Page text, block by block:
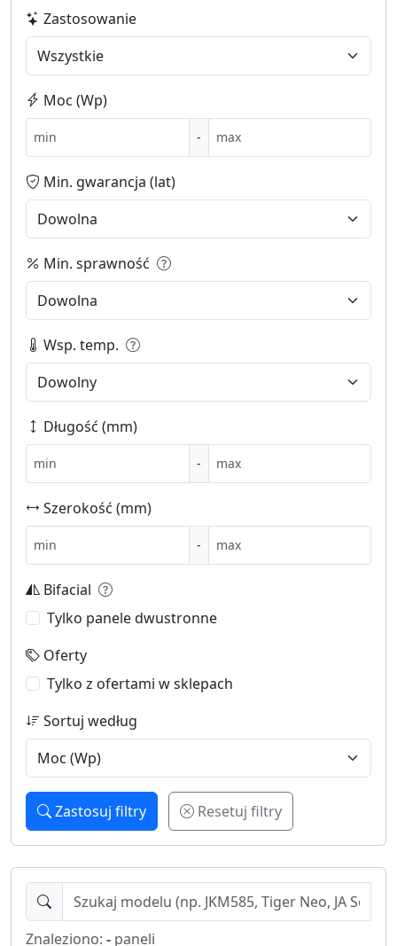
Zastosowanie
Moc (Wp)
-
Min. gwarancja (lat)
Min. sprawność
Wsp. temp.
Długość (mm)
-
Szerokość (mm)
-
Bifacial
Tylko panele dwustronne
Oferty
Tylko z ofertami w sklepach
Sortuj według
Zastosuj filtry Resetuj filtry
Znaleziono: - paneli